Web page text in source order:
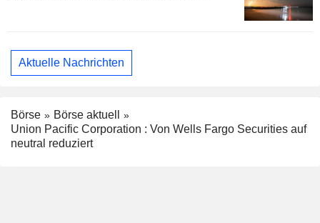
Aktuelle Nachrichten
Börse
Börse aktuell
Union Pacific Corporation : Von Wells Fargo Securities auf
neutral reduziert